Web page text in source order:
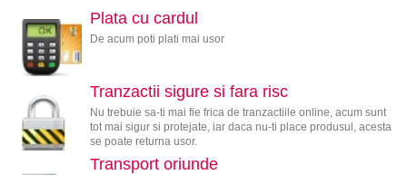
Plata cu cardul
De acum poti plati mai usor
Tranzactii sigure si fara risc
Nu trebuie sa-ti mai fie frica de tranzactiile online, acum sunt
tot mai sigur si protejate, iar daca nu-ti place produsul, acesta
se poate returna usor.
Transport oriunde